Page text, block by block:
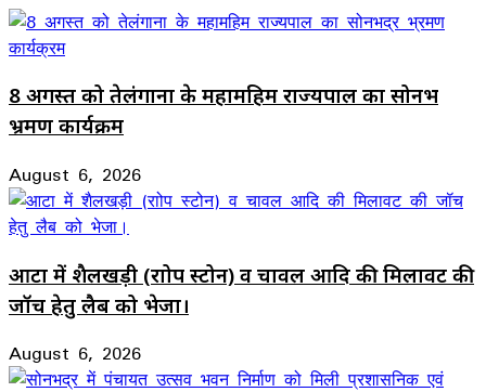
8 अगस्त को तेलंगाना के महामहिम राज्यपाल का सोनभद्र
भ्रमण कार्यक्रम
August 6, 2026
आटा में शैलखड़ी (राोप स्टोन) व चावल आदि की मिलावट की
जॉच हेतु लैब को भेजा।
August 6, 2026